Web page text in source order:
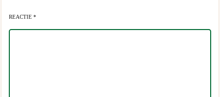
REACTIE *